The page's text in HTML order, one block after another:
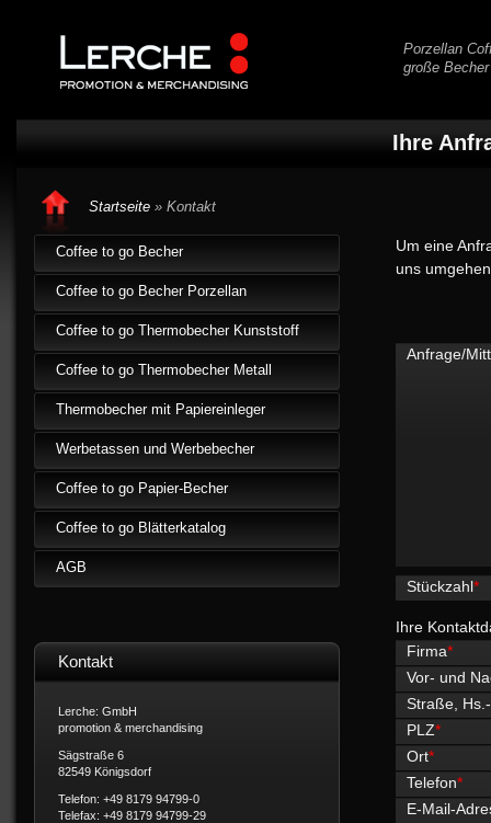
Porzellan
große
Ihre
Startseite » Kontakt
Coffee to go Becher
Coffee to go Becher Porzellan
Coffee to go Thermobecher Kunststoff
Coffee to go Thermobecher Metall
Thermobecher mit Papiereinleger
Werbetassen und Werbebecher
Coffee to go Papier-Becher
Coffee to go Blätterkatalog
AGB
Kontakt
Lerche: GmbH
promotion & merchandising
Sägstraße 6
82549 Königsdorf
Telefon: +49 8179 94799-0
Telefax: +49 8179 94799-29
Um eine
uns
Anfrage/
Stückzahl*
Ihre
Firma*
Vor- und
Straße,
PLZ*
Ort*
Telefon*
E-Mail-